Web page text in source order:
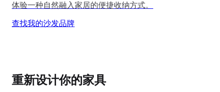
体验一种自然融入家居的便捷收纳方式。
查找我的沙发品牌
重新设计你的家具